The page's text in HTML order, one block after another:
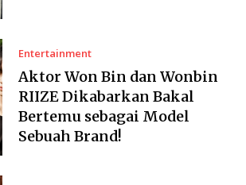
Entertainment
Aktor Won Bin dan Wonbin
RIIZE Dikabarkan Bakal
Bertemu sebagai Model
Sebuah Brand!